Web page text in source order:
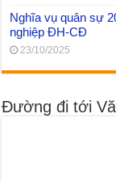
Nghĩa vụ quân sự
nghiệp ĐH-CĐ
23/10/2025
Đường đi tới